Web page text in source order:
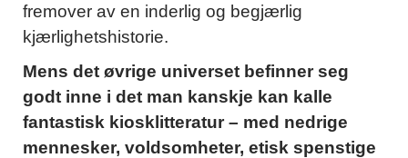
fremover av en inderlig og begjærlig
kjærlighetshistorie.
Mens det øvrige universet befinner seg
godt inne i det man kanskje kan kalle
fantastisk kiosklitteratur – med nedrige
mennesker, voldsomheter, etisk spenstige